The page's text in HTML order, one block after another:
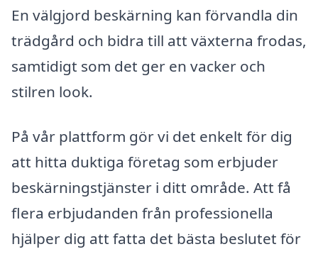
En välgjord beskärning kan förvandla din
trädgård och bidra till att växterna frodas,
samtidigt som det ger en vacker och
stilren look.
På vår plattform gör vi det enkelt för dig
att hitta duktiga företag som erbjuder
beskärningstjänster i ditt område. Att få
flera erbjudanden från professionella
hjälper dig att fatta det bästa beslutet för